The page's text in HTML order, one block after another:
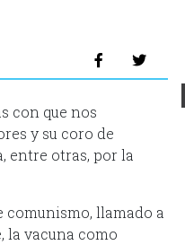
con que nos
y su coro de
entre otras, por la
llamado a
la vacuna como